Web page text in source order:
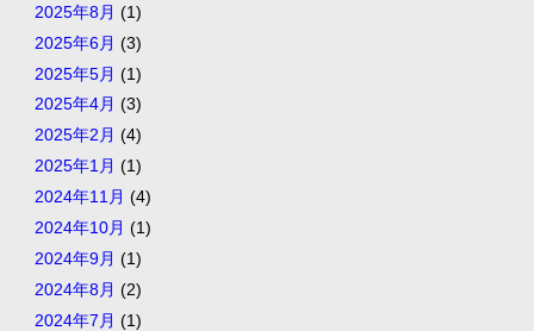
2025年8月 (1)
2025年6月 (3)
2025年5月 (1)
2025年4月 (3)
2025年2月 (4)
2025年1月 (1)
2024年11月 (4)
2024年10月 (1)
2024年9月 (1)
2024年8月 (2)
2024年7月 (1)